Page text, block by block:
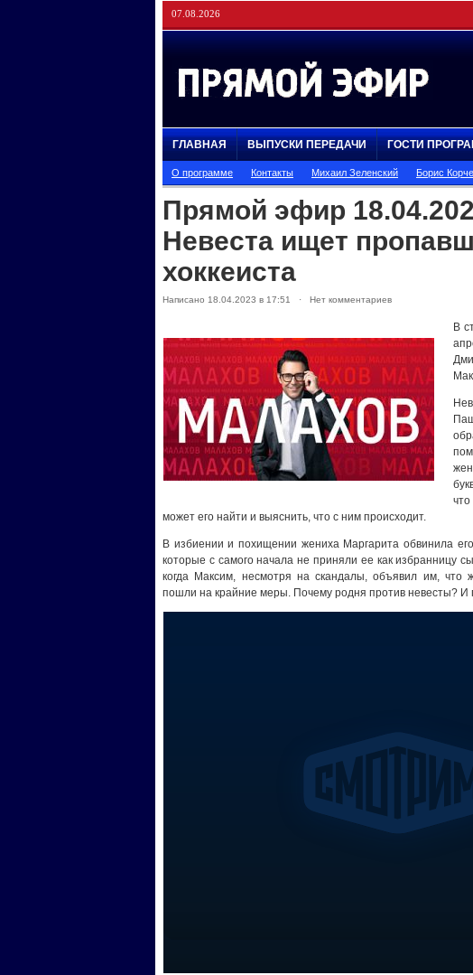
07.08.2026
ГЛАВНАЯ ВЫПУСКИ ПЕРЕДАЧИ ГОСТИ
О программе Контакты Михаил Зеленский Борис
Прямой эфир
Невеста ищет
хоккеиста
Написано 18.04.2023 в 17:51 · Нет комментариев
В
может его найти и выяснить, что с ним происходит.
В избиении и похищении жениха Маргарита обвинила
которые с самого начала не приняли ее как избранницу
когда Максим, несмотря на скандалы, объявил им, что
пошли на крайние меры. Почему родня против невесты? И